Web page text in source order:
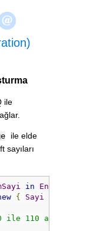
ile
ile elde
sayıları
in Enumerable
{ Sayi
ile 110